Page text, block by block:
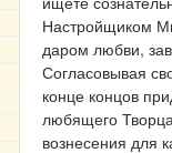
Настройщиком
даром любви,
Согласовывая
конце концов
любящего
вознесения для